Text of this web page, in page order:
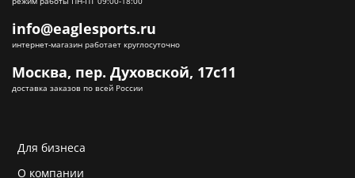
Для бизнеса
О компании
info@eaglesports.ru
интернет-магазин работает круглосуточно
Москва, пер. Духовской, 17с11
доставка заказов по всей России